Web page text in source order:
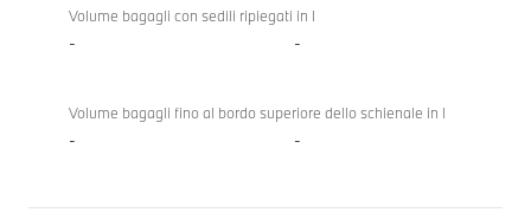
Volume bagagli con sedili ripiegati in l
- -
Volume bagagli fino al bordo superiore dello schienale in l
- -